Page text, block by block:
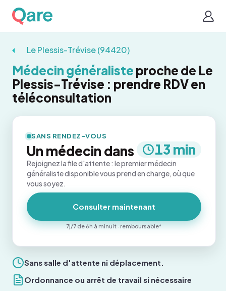
Le Plessis-Trévise (94420)
Médecin généraliste proche de Le
Plessis-Trévise : prendre RDV en
téléconsultation
Sans salle d'attente ni déplacement.
Ordonnance ou arrêt de travail si nécessaire
SANS RENDEZ-VOUS
Un médecin dans 13 min
Rejoignez la file d'attente : le premier médecin
généraliste disponible vous prend en charge, où que
vous soyez.
Consulter maintenant
7j/7 de 6h à minuit · remboursable*